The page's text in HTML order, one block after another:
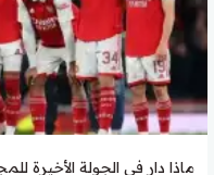
ماذا دار في الجولة الأخيرة